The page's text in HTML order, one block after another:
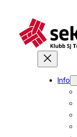
innehåll
Info